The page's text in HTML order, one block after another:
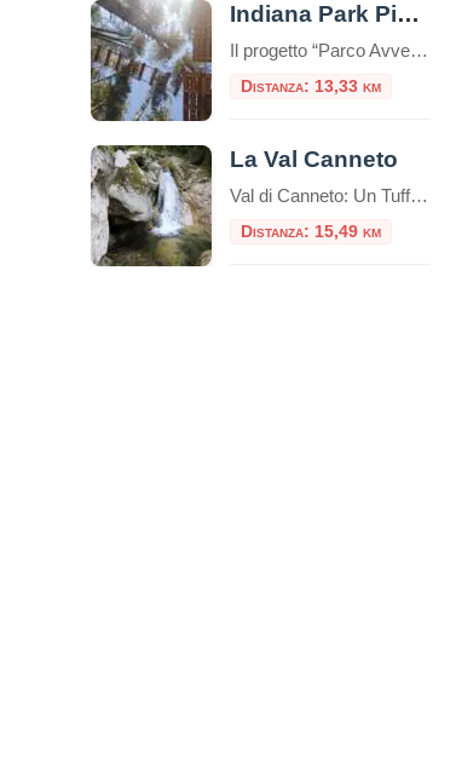
Indiana Park Picinisco
Il progetto “Parco Avventura – educativo”, è rivolto a tutto il pubblico interessato ad interagire in modo originale con la natura, in quanto esso rappresenta un’occasione di divertimento a diretto contatto con la natura offrendo inoltre co
Distanza: 13,33 km
La Val Canneto
Val di Canneto: Un Tuffo tra Fede e Natura nel Cuore del Lazio Incastonata come una gemma preziosa nel Parco Nazionale d’Abruzzo, Lazio e Molise, la Val di Canneto, nel territorio di Settefrati, è una meta che sa unire in modo sublime la spiritualità di un luogo sacro al fascino selvaggio e incontaminato della natura […]
Distanza: 15,49 km